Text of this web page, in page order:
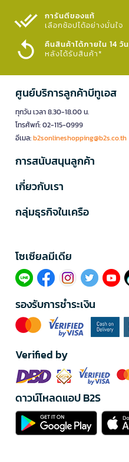
การันตีของแท้
เลือกช้อปได้อย่างมั่นใจ​
คืนสินค้าได้ภายใน 14 วัน
หลังได้รับสินค้า*
ศูนย์บริการลูกค้าบีทูเอส
ทุกวัน เวลา 8.30-18.00 น.
โทรศัพท์: 02-115-0999
อีเมล:b2sonlineshopping@b2s.co.th
การสนับสนุนลูกค้า
เกี่ยวกับเรา
กลุ่มธุรกิจในเครือ
โซเซียลมีเดีย​
รองรับการชำระเงิน
Verified by
ดาวน์โหลดแอป B2S